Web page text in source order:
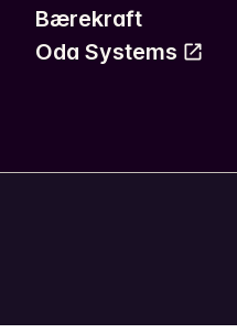
Bærekraft
Oda Systems